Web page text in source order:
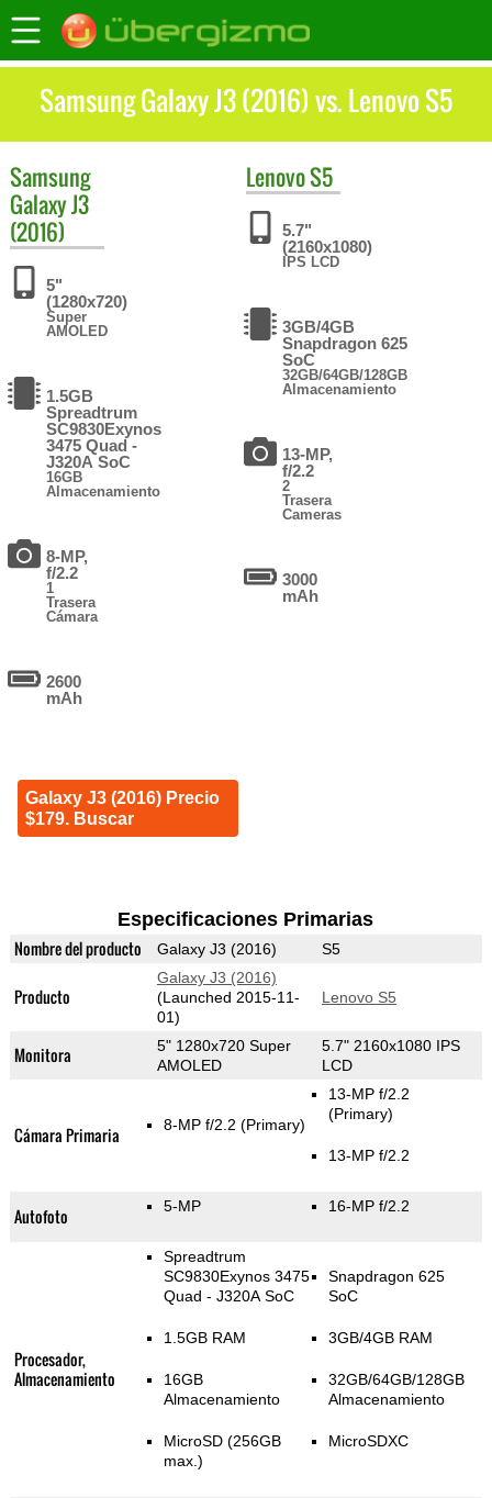
Samsung Galaxy J3 (2016) vs. Lenovo S5
Samsung
Galaxy J3
(2016)
5"
(1280x720)
Super
AMOLED
1.5GB
Spreadtrum
SC9830Exynos
3475 Quad -
J320A SoC
16GB
Almacenamiento
8-MP,
f/2.2
1
Trasera
Cámara
2600
mAh
Galaxy J3 (2016) Precio
$179. Buscar
LenovoS5
5.7"
(2160x1080)
IPS LCD
3GB/4GB
Snapdragon 625
SoC
32GB/64GB/128GB
Almacenamiento
13-MP,
f/2.2
2
Trasera
Cameras
3000
mAh
Especificaciones Primarias
Nombre del producto Galaxy J3 (2016) S5
Producto
Galaxy J3 (2016)
(Launched 2015-11-
01)
Lenovo S5
Monitora
5" 1280x720 Super
AMOLED
5.7" 2160x1080 IPS
LCD
Cámara Primaria 8-MP f/2.2 (Primary)
13-MP f/2.2
(Primary)
13-MP f/2.2
Autofoto 5-MP 16-MP f/2.2
Procesador,
Almacenamiento
Spreadtrum
SC9830Exynos 3475
Quad - J320A SoC
1.5GB RAM
16GB
Almacenamiento
MicroSD (256GB
max.)
Snapdragon 625
SoC
3GB/4GB RAM
32GB/64GB/128GB
Almacenamiento
MicroSDXC